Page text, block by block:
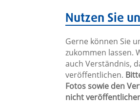
Nutzen Sie
Gerne können Sie
zukommen lassen.
auch Verständnis,
veröffentlichen.
Fotos sowie den
nicht